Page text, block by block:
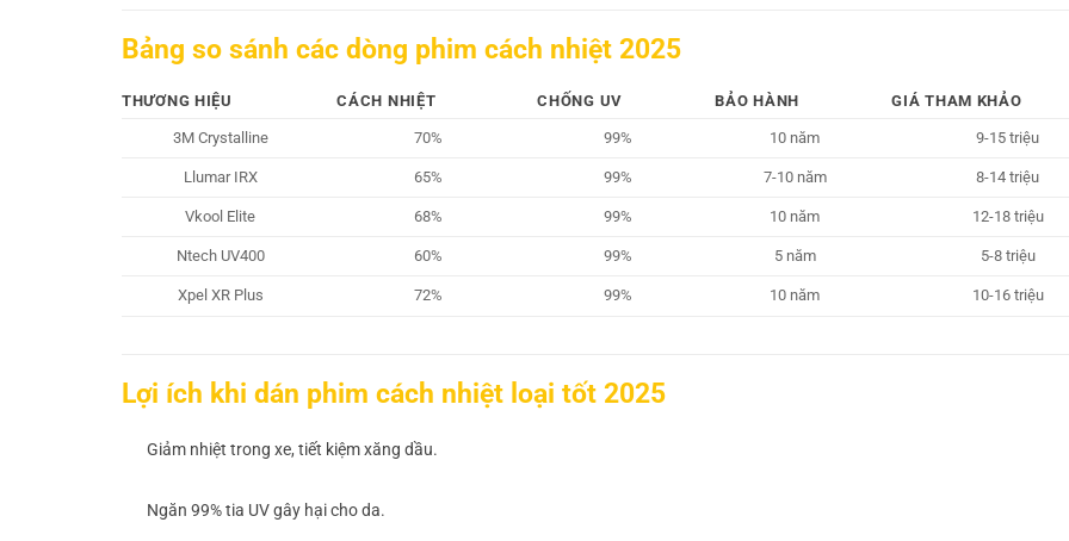
Bảng so sánh các dòng phim cách nhiệt 2025
THƯƠNG HIỆU CÁCH NHIỆT CHỐNG UV BẢO HÀNH GIÁ THAM KHẢO
3M Crystalline 70% 99% 10 năm 9-15 triệu
Llumar IRX 65% 99% 7-10 năm 8-14 triệu
Vkool Elite 68% 99% 10 năm 12-18 triệu
Ntech UV400 60% 99% 5 năm 5-8 triệu
Xpel XR Plus 72% 99% 10 năm 10-16 triệu
Lợi ích khi dán phim cách nhiệt loại tốt 2025
Giảm nhiệt trong xe, tiết kiệm xăng dầu.
Ngăn 99% tia UV gây hại cho da.